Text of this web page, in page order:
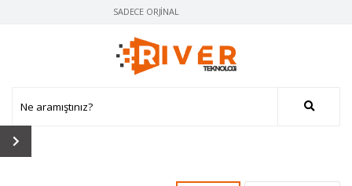
SADECE ORJINAL ÜRÜN, AYNI GÜN KARGO